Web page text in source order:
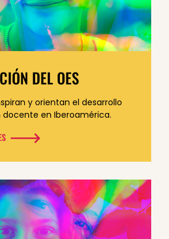
DEL OES
y orientan el desarrollo
docente en Iberoamérica.